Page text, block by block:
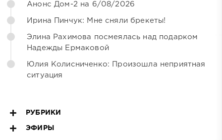
Анонс Дом-2 на 6/08/2026
Ирина Пинчук: Мне сняли брекеты!
Элина Рахимова посмеялась над подарком
Надежды Ермаковой
Юлия Колисниченко: Произошла неприятная
ситуация
РУБРИКИ
ЭФИРЫ